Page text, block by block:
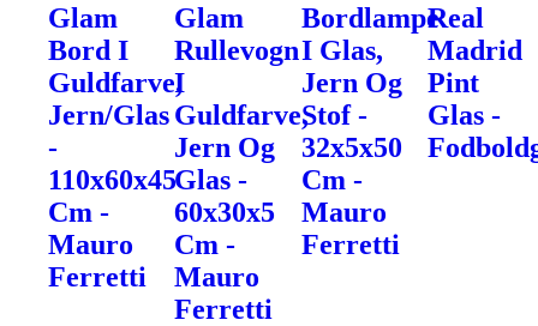
Glam
Bord I
Guldfarve,
Jern/Glas
-
110x60x45
Cm -
Mauro
Ferretti
Glam
Rullevogn
I
Guldfarve,
Jern Og
Glas -
60x30x5
Cm -
Mauro
Ferretti
Bordlampe
I Glas,
Jern Og
Stof -
32x5x50
Cm -
Mauro
Ferretti
Real
Madrid
Pint
Glas -